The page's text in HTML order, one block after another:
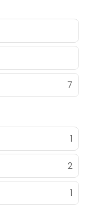
7
1
2
1